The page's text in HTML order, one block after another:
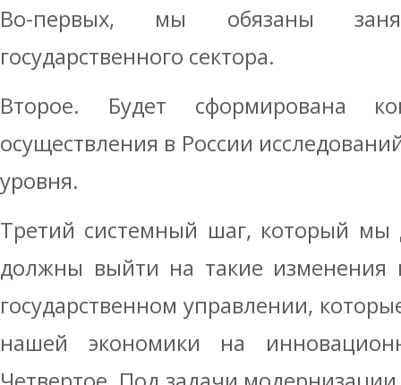
Во-первых, мы обязаны
государственного сектора.
Второе. Будет сформирована
осуществления в России
уровня.
Третий системный шаг, который
должны выйти на такие изменения
государственном управлении,
нашей экономики на